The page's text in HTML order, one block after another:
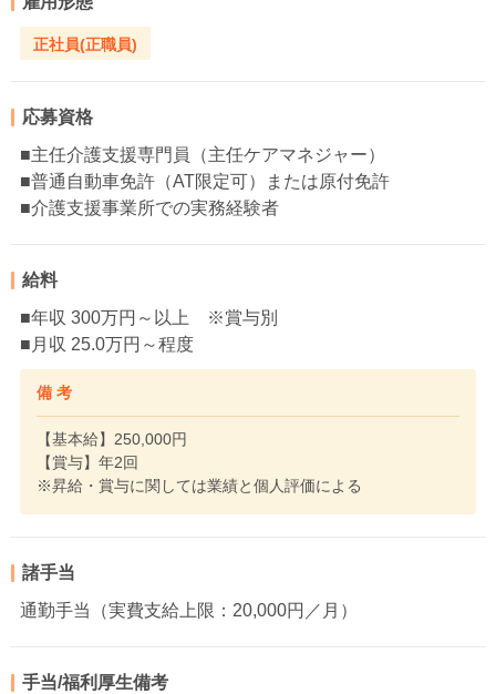
正社員(正職員)
応募資格
■主任介護支援専門員（主任ケアマネジャー）
■普通自動車免許（AT限定可）または原付免許
■介護支援事業所での実務経験者
給料
■年収 300万円～以上 ※賞与別
■月収 25.0万円～程度
備 考
【基本給】250,000円
【賞与】年2回
※昇給・賞与に関しては業績と個人評価による
諸手当
通勤手当（実費支給上限：20,000円／月）
手当/福利厚生備考